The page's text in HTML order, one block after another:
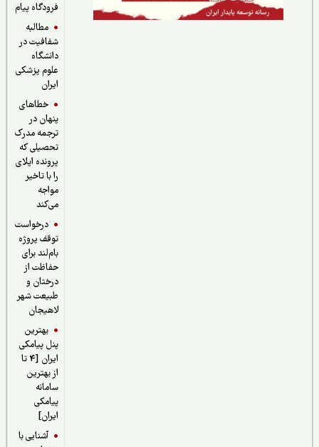
فرودگاه پیام
مطالبه
شفافیت در
دانشگاه
علوم پزشکی
خطاهای
پنهان در
ترجمه مدرک
تحصیلی که
پرونده اپلای
را با تاخیر
درخواست
توقف پروژه
بام‌لند برای
حفاظت از
درختان و
طبیعت شهر
لاهیجان
بهترین
پنل پیامکی
ایران [4 تا
از بهترین
سامانه
پیامکی
آشنایی با